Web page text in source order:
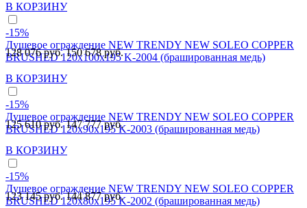
В КОРЗИНУ
-15%
Душевое ограждение NEW TRENDY NEW SOLEO COPPER
BRUSHED 120x100x195 K-2004 (брашированная медь)
128 076 руб.150 678 руб.
В КОРЗИНУ
-15%
Душевое ограждение NEW TRENDY NEW SOLEO COPPER
BRUSHED 120x90x195 K-2003 (брашированная медь)
125 610 руб.147 777 руб.
В КОРЗИНУ
-15%
Душевое ограждение NEW TRENDY NEW SOLEO COPPER
BRUSHED 120x80x195 K-2002 (брашированная медь)
123 145 руб.144 877 руб.